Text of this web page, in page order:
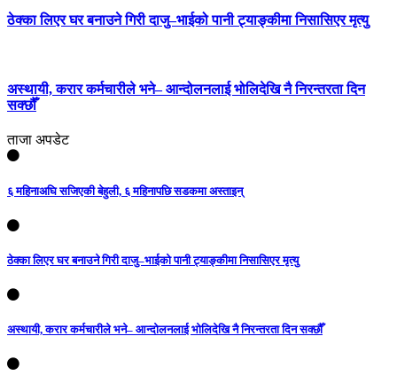
ठेक्का लिएर घर बनाउने गिरी दाजु–भाईको पानी ट्याङ्कीमा निसासिएर मृत्यु
अस्थायी, करार कर्मचारीले भने– आन्दोलनलाई भोलिदेखि नै निरन्तरता दिन
सक्छौँ
ताजा अपडेट
६ महिनाअघि सजिएकी बेहुली, ६ महिनापछि सडकमा अस्ताइन्
ठेक्का लिएर घर बनाउने गिरी दाजु–भाईको पानी ट्याङ्कीमा निसासिएर मृत्यु
अस्थायी, करार कर्मचारीले भने– आन्दोलनलाई भोलिदेखि नै निरन्तरता दिन सक्छौँ